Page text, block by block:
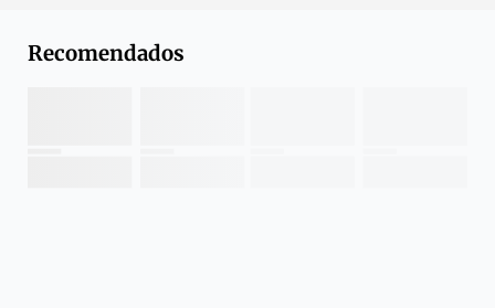
Recomendados